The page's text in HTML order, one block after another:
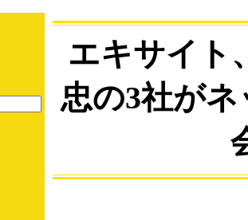
エキサイト
忠の3社が